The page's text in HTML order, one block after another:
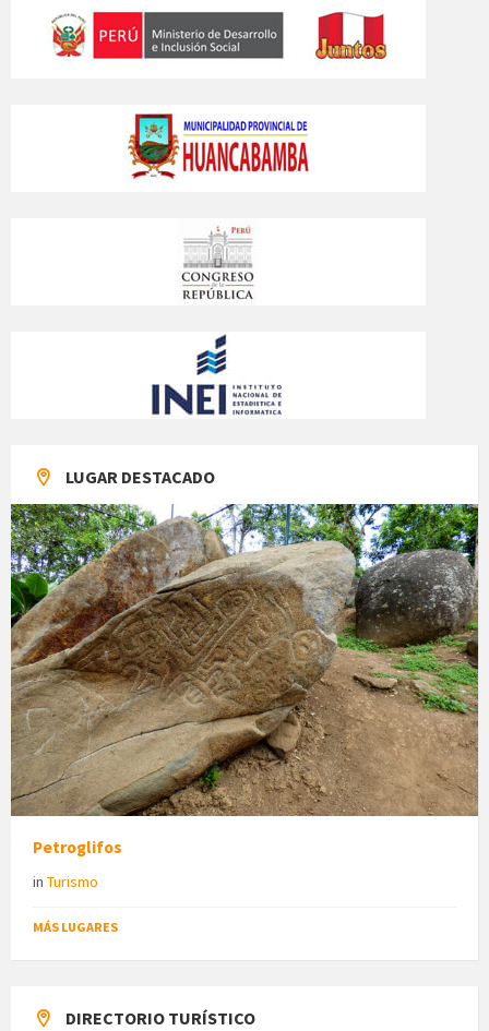
LUGAR DESTACADO
Petroglifos
in Turismo
MÁS LUGARES
DIRECTORIO TURÍSTICO